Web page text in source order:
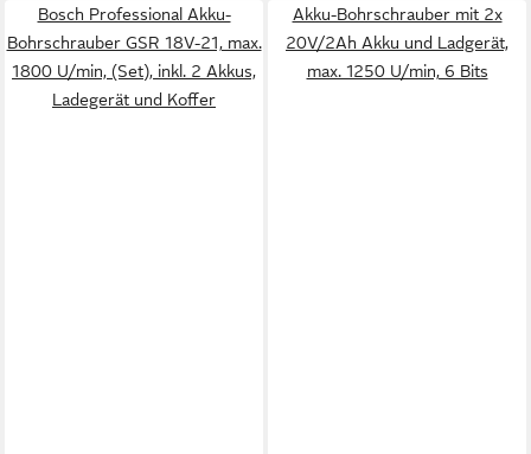
Bosch Professional Akku-
Bohrschrauber GSR 18V-21, max.
1800 U/min, (Set), inkl. 2 Akkus,
Ladegerät und Koffer
Akku-Bohrschrauber mit 2x
20V/2Ah Akku und Ladgerät,
max. 1250 U/min, 6 Bits